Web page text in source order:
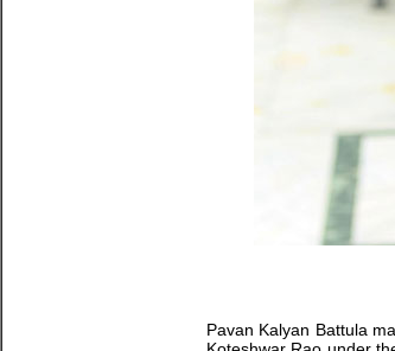
Pavan Kalyan Battula